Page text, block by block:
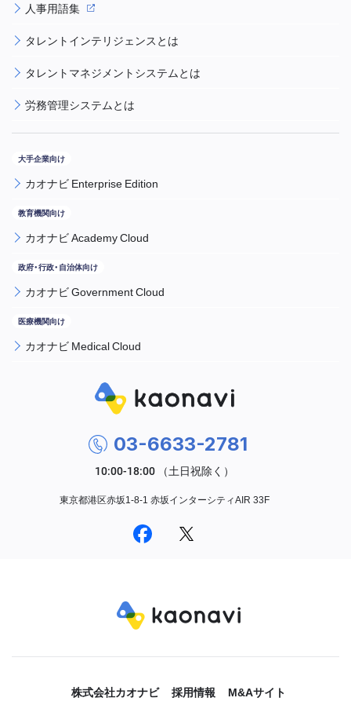
人事用語集
タレントインテリジェンスとは
タレントマネジメントシステムとは
労務管理システムとは
カオナビ Enterprise Edition
カオナビ Academy Cloud
カオナビ Government Cloud
カオナビ Medical Cloud
03-6633-2781
東京都港区赤坂1-8-1 赤坂インターシティAIR 33F
株式会社カオナビ 採用情報 M&Aサイト